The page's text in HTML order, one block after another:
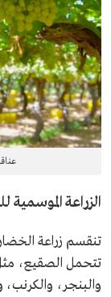
الزراعة
تنقسم زراعة
تتحمل الصقيع،
والبنجر،